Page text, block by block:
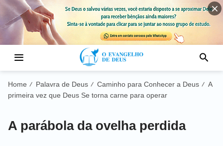
Home / Palavra de Deus / Caminho para Conhecer a Deus / A
primeira vez que Deus Se torna carne para operar
A parábola da ovelha perdida